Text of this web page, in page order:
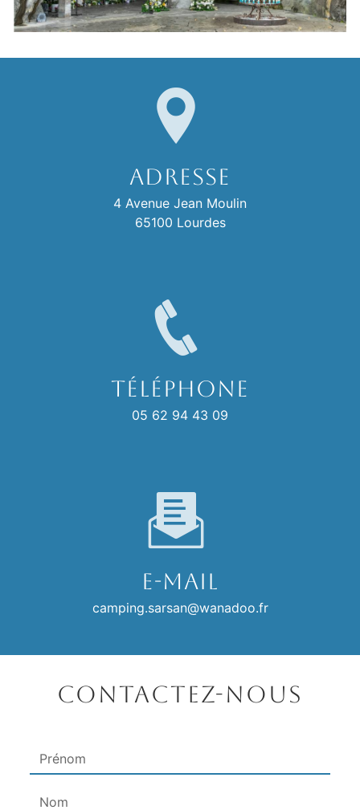
Adresse
4 Avenue Jean Moulin
65100 Lourdes
Téléphone
05 62 94 43 09
E-mail
camping.sarsan@wanadoo.fr
Contactez-nous